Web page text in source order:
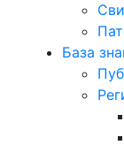
База